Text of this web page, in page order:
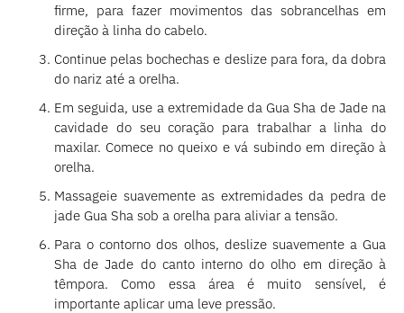
firme, para fazer movimentos das sobrancelhas em
direção à linha do cabelo.
Continue pelas bochechas e deslize para fora, da dobra
do nariz até a orelha.
Em seguida, use a extremidade da Gua Sha de Jade na
cavidade do seu coração para trabalhar a linha do
maxilar. Comece no queixo e vá subindo em direção à
orelha.
Massageie suavemente as extremidades da pedra de
jade Gua Sha sob a orelha para aliviar a tensão.
Para o contorno dos olhos, deslize suavemente a Gua
Sha de Jade do canto interno do olho em direção à
têmpora. Como essa área é muito sensível, é
importante aplicar uma leve pressão.